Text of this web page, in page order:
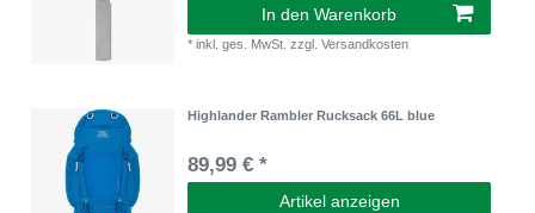
In den Warenkorb
*inkl. ges. MwSt. zzgl.Versandkosten
Highlander Rambler Rucksack 66L blue
89,99 € *
Artikel anzeigen